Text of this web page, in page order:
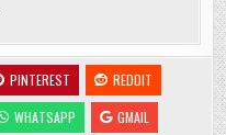
PINTEREST
REDDIT
WHATSAPP
GMAIL